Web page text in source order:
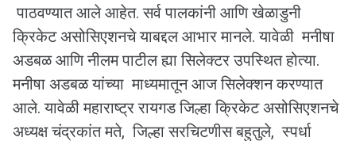
पाठवण्यात आले आहेत. सर्व पालकांनी आणि खेळाडुनी
क्रिकेट असोसिएशनचे याबद्दल आभार मानले. यावेळी मनीषा
अडबळ आणि नीलम पाटील ह्या सिलेक्टर उपस्थित होत्या.
मनीषा अडबळ यांच्या माध्यमातून आज सिलेक्शन करण्यात
आले. यावेळी महाराष्ट्र रायगड जिल्हा क्रिकेट असोसिएशनचे
अध्यक्ष चंद्रकांत मते, जिल्हा सरचिटणीस बहुतुले, स्पर्धा